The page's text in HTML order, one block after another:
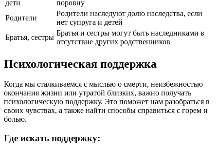
дети
поровну
Родители
Родители наследуют долю наследства, если
нет супруга и детей
Братья, сестры
Братья и сестры могут быть наследниками в
отсутствие других родственников
Психологическая поддержка
Когда мы сталкиваемся с мыслью о смерти, неизбежностью
окончания жизни или утратой близких, важно получать
психологическую поддержку. Это поможет нам разобраться в
своих чувствах, а также найти способы справиться с горем и
болью.
Где искать поддержку: